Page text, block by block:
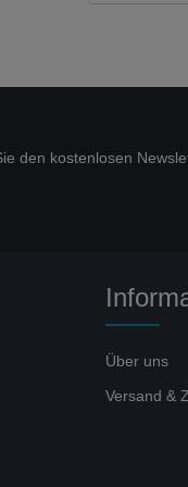
den kostenlosen
Über uns
Versand &